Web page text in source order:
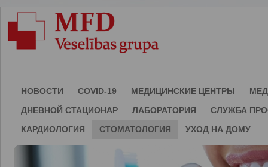
НОВОСТИ COVID-19 МЕДИЦИНСКИЕ ЦЕНТРЫ
ДНЕВНОЙ СТАЦИОНАР
ЛАБОРАТОРИЯ
СЛУЖБА
КАРДИОЛОГИЯ
СТОМАТОЛОГИЯ УХОД НА ДОМУ